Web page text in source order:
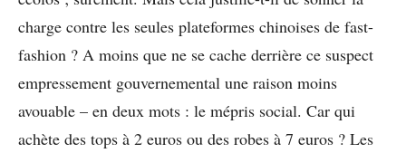
charge contre les seules plateformes chinoises de fast-
fashion ? A moins que ne se cache derrière ce suspect
empressement gouvernemental une raison moins
avouable – en deux mots : le mépris social. Car qui
achète des tops à 2 euros ou des robes à 7 euros ? Les